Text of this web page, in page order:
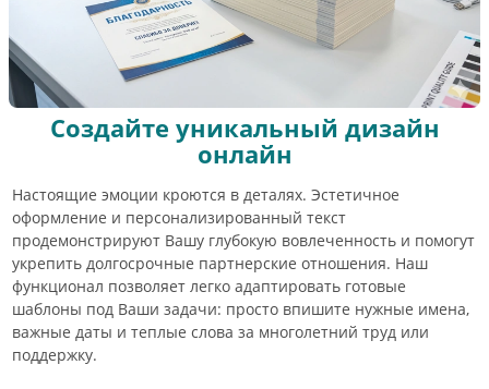
Создайте уникальный дизайн
онлайн
Настоящие эмоции кроются в деталях. Эстетичное
оформление и персонализированный текст
продемонстрируют Вашу глубокую вовлеченность и помогут
укрепить долгосрочные партнерские отношения. Наш
функционал позволяет легко адаптировать готовые
шаблоны под Ваши задачи: просто впишите нужные имена,
важные даты и теплые слова за многолетний труд или
поддержку.